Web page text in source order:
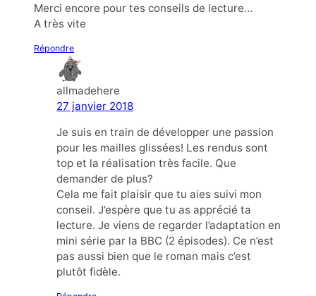
Merci encore pour tes conseils de lecture…
A très vite
Répondre
allmadehere
27 janvier 2018
Je suis en train de développer une passion
pour les mailles glissées! Les rendus sont
top et la réalisation très facile. Que
demander de plus?
Cela me fait plaisir que tu aies suivi mon
conseil. J’espère que tu as apprécié ta
lecture. Je viens de regarder l’adaptation en
mini série par la BBC (2 épisodes). Ce n’est
pas aussi bien que le roman mais c’est
plutôt fidèle.